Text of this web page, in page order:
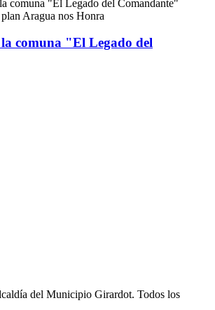
la comuna "El Legado del
del Municipio Girardot. Todos los